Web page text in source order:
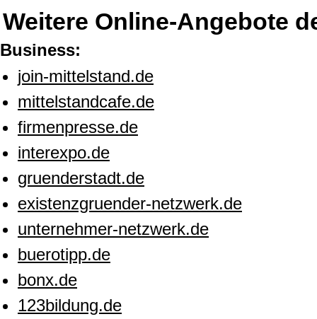
Weitere Online-Angebote
Business:
join-mittelstand.de
mittelstandcafe.de
firmenpresse.de
interexpo.de
gruenderstadt.de
existenzgruender-netzwerk.de
unternehmer-netzwerk.de
buerotipp.de
bonx.de
123bildung.de